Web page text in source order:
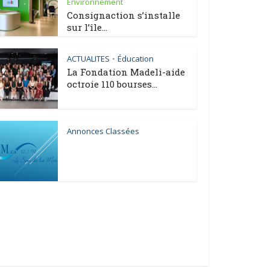
Consignaction s’installe
sur l’île...
ACTUALITES • Éducation
La Fondation Madeli-aide
octroie 110 bourses...
Annonces Classées